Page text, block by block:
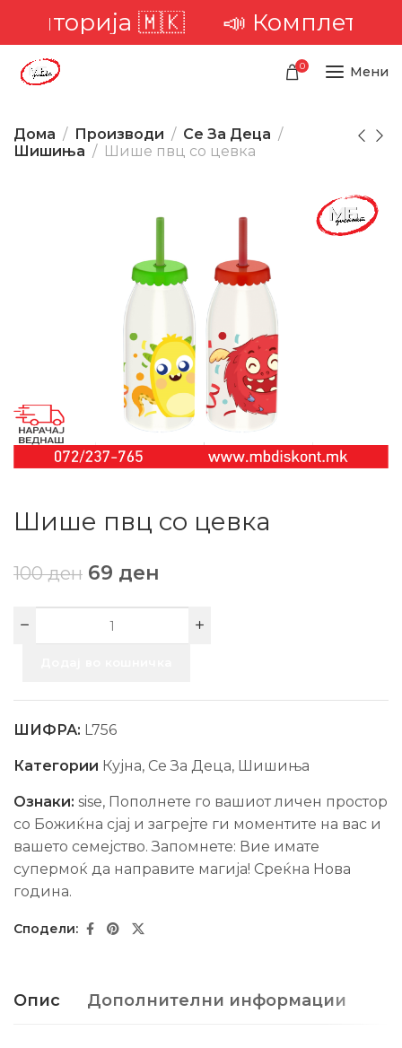
🇲🇰 📣 Комплетна
0 Мени
Дома Производи
Се За Деца
Шишиња
Шише пвц со цевка
Шише пвц со цевка
100ден 69 ден
ШИФРА: L756
Категории Кујна, Се За Деца, Шишиња
Ознаки: sise, Пополнете го вашиот личен простор
со Божиќна сјај и загрејте ги моментите на вас и
вашето семејство. Запомнете: Вие имате
супермоќ да направите магија! Среќна Нова
гoдина.
Опис Дополнителни информации